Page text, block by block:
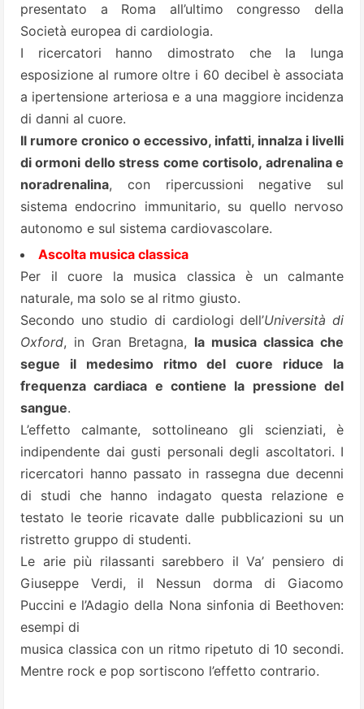
presentato a Roma all’ultimo congresso della
Società europea di cardiologia.
I ricercatori hanno dimostrato che la lunga
esposizione al rumore oltre i 60 decibel è associata
a ipertensione arteriosa e a una maggiore incidenza
di danni al cuore.
Il rumore cronico o eccessivo, infatti, innalza i livelli
di ormoni dello stress come cortisolo, adrenalina e
noradrenalina, con ripercussioni negative sul
sistema endocrino immunitario, su quello nervoso
autonomo e sul sistema cardiovascolare.
Ascolta musica classica
Per il cuore la musica classica è un calmante
naturale, ma solo se al ritmo giusto.
Secondo uno studio di cardiologi dell’Università di
Oxford, in Gran Bretagna, la musica classica che
segue il medesimo ritmo del cuore riduce la
frequenza cardiaca e contiene la pressione del
sangue.
L’effetto calmante, sottolineano gli scienziati, è
indipendente dai gusti personali degli ascoltatori. I
ricercatori hanno passato in rassegna due decenni
di studi che hanno indagato questa relazione e
testato le teorie ricavate dalle pubblicazioni su un
ristretto gruppo di studenti.
Le arie più rilassanti sarebbero il Va’ pensiero di
Giuseppe Verdi, il Nessun dorma di Giacomo
Puccini e l’Adagio della Nona sinfonia di Beethoven:
esempi di
musica classica con un ritmo ripetuto di 10 secondi.
Mentre rock e pop sortiscono l’effetto contrario.